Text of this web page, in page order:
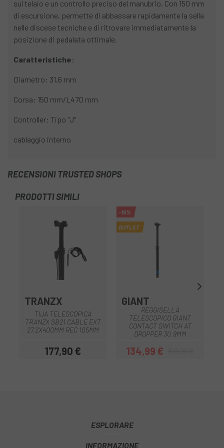
sul telaio e un controllo preciso del manubrio. Con 150 mm
di escursione, permette di abbassare rapidamente la sella
nelle discese tecniche e di ritrovare immediatamente la
posizione di pedalata ottimale.
Caratteristiche:
Diametro: 31,6 mm
Corsa: 150 mm/L470 mm
Controller: Tipo "J"
cablaggio interno
RECENSIONI TRUSTED SHOPS
PRODOTTI SIMILI
TRANZX
TIJA TELESCOPICA
TRANZX SB21 CABLE EXT
27.2X400MM REC 105MM
Prezzo
177,90 €
-15%
OUTLET
GIANT
REGGISELLA
TELESCOPICO GIANT
CONTACT SWITCH AT
DROPPER 30.9MM
Prezzo
134,99 €Prezzo base
ESPLORARE
INFORMAZIONE